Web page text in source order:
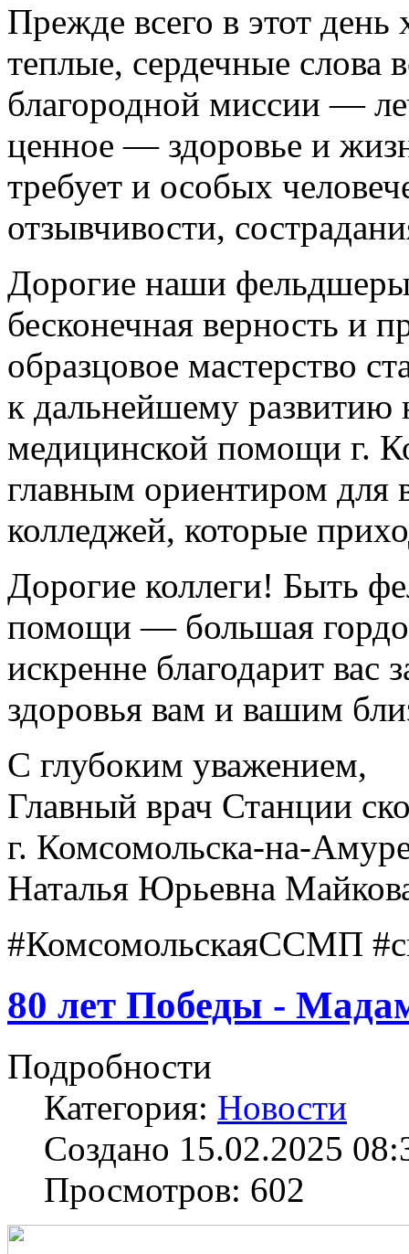
Прежде всего в этот день
теплые, сердечные слова
благородной миссии —
ценное — здоровье и
требует и особых
отзывчивости,
Дорогие наши
бесконечная верность и
образцовое мастерство
к дальнейшему
медицинской помощи г.
главным ориентиром для
колледжей, которые
Дорогие коллеги! Быть
помощи — большая
искренне благодарит вас
здоровья вам и вашим
С глубоким уважением,
Главный врач Станции
г. Комсомольска-на-
Наталья Юрьевна
#КомсомольскаяССМП
80 лет Победы -
Подробности
Категория: Новости
Создано 15.02.2025
Просмотров: 602